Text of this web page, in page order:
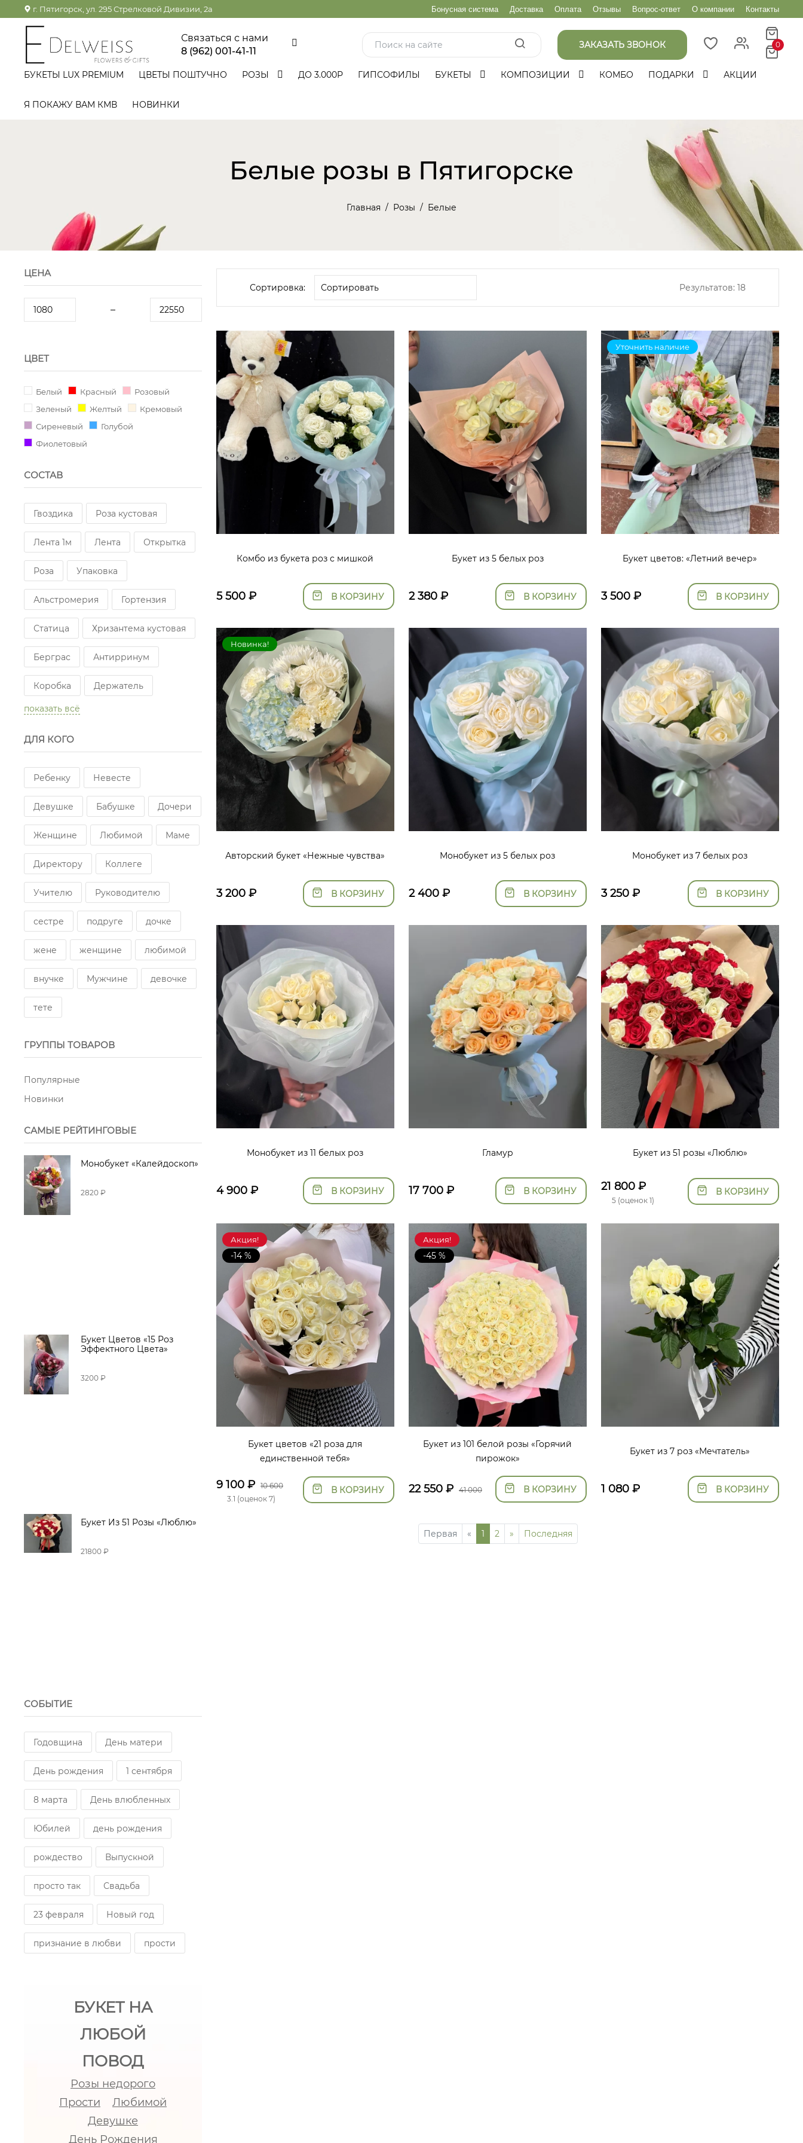
г. Пятигорск, ул. 295 Стрелковой Дивизии, 2а Бонусная система Доставка Оплата Отзывы Вопрос-ответ О компании Контакты
Связаться с нами
8 (962) 001-41-11
ЗАКАЗАТЬ ЗВОНОК 0
БУКЕТЫ LUX PREMIUM ЦВЕТЫ ПОШТУЧНО РОЗЫ ДО 3.000Р ГИПСОФИЛЫ БУКЕТЫ КОМПОЗИЦИИ КОМБО ПОДАРКИ АКЦИИ
Я ПОКАЖУ ВАМ КМВ НОВИНКИ
Белые розы в Пятигорске
Главная Розы Белые
ЦЕНА
ЦВЕТ
Белый Красный
Розовый
Зеленый
Желтый
Кремовый
Сиреневый
Голубой
Фиолетовый
СОСТАВ
Гвоздика Роза кустовая
Лента 1м Лента Открытка
Роза Упаковка
Альстромерия Гортензия
Статица Хризантема кустовая
Берграс Антирринум
Коробка Держатель
показать всё
ДЛЯ КОГО
Ребенку Невесте
Девушке Бабушке Дочери
Женщине Любимой Маме
Директору Коллеге
Учителю Руководителю
сестре подруге дочке
жене женщине любимой
внучке Мужчине девочке
тете
ГРУППЫ ТОВАРОВ
Популярные
Новинки
САМЫЕ РЕЙТИНГОВЫЕ
Монобукет «Калейдоскоп»
2820 ₽
Букет Цветов «15 Роз
Эффектного Цвета»
3200 ₽
Букет Из 51 Розы «Люблю»
21800 ₽
СОБЫТИЕ
Годовщина День матери
День рождения 1 сентября
8 марта День влюбленных
Юбилей день рождения
рождество Выпускной
просто так Свадьба
23 февраля Новый год
признание в любви прости
БУКЕТ НА
ЛЮБОЙ
ПОВОД
Розы недорого
Прости
Любимой
Девушке
День Рождения
Сортировка: Результатов: 18
Комбо из букета роз с мишкой
5 500 ₽ В КОРЗИНУ
Букет из 5 белых роз
2 380₽ В КОРЗИНУ
Уточнить наличие
Букет цветов: «Летний вечер»
3 500₽ В КОРЗИНУ
Новинка!
Авторский букет «Нежные чувства»
3 200 ₽ В КОРЗИНУ
Монобукет из 5 белых роз
2 400₽ В КОРЗИНУ
Монобукет из 7 белых роз
3 250₽ В КОРЗИНУ
Монобукет из 11 белых роз
4 900 ₽ В КОРЗИНУ
Гламур
17 700₽ В КОРЗИНУ
Букет из 51 розы «Люблю»
21 800₽
5 (оценок 1)
В КОРЗИНУ
Акция!
-14 %
Букет цветов «21 роза для
единственной тебя»
9 100 ₽ 10 600
3.1 (оценок 7)
В КОРЗИНУ
Акция!
-45 %
Букет из 101 белой розы «Горячий
пирожок»
22 550₽ 41 000 В КОРЗИНУ
Букет из 7 роз «Мечтатель»
1 080₽ В КОРЗИНУ
Первая « 1 2 » Последняя